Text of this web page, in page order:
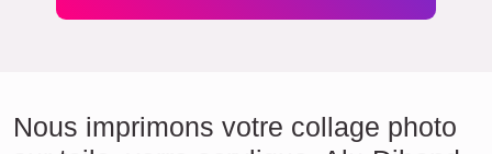
Nous imprimons votre collage photo